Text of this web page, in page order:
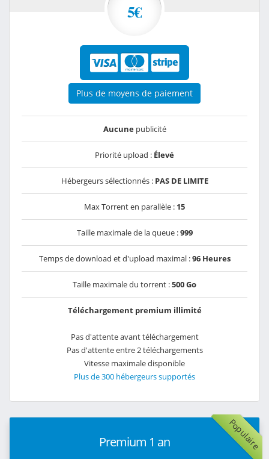
5€
Plus de moyens de paiement
Aucunepublicité
Priorité upload : Élevé
Hébergeurs sélectionnés : PAS DE LIMITE
Max Torrent en parallèle : 15
Taille maximale de la queue :999
Temps de download et d'upload maximal :96 Heures
Taille maximale du torrent :500 Go
Téléchargement premium illimité
Pas d'attente avant téléchargement
Pas d'attente entre 2 téléchargements
Vitesse maximale disponible
Plus de 300 hébergeurs supportés
Populaire
Premium 1 an